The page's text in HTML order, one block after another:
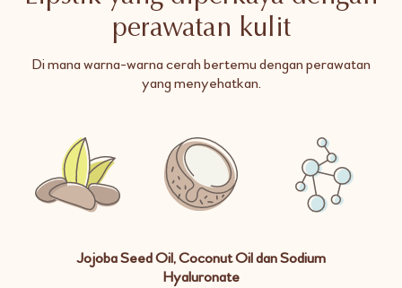
perawatan kulit
Di mana warna-warna cerah bertemu dengan perawatan
yang menyehatkan.
Jojoba Seed Oil, Coconut Oil dan Sodium
Hyaluronate